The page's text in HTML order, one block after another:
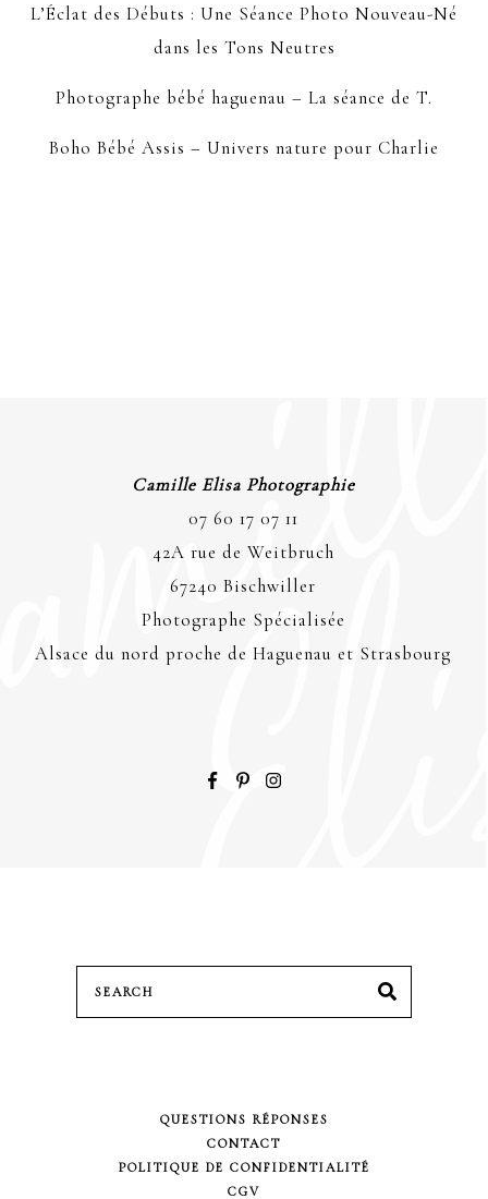
L’Éclat des Débuts : Une Séance Photo Nouveau-Né
dans les Tons Neutres
Photographe bébé haguenau – La séance de T.
Boho Bébé Assis – Univers nature pour Charlie
Camille Elisa Photographie
07 60 17 07 11
42A rue de Weitbruch
67240 Bischwiller
Photographe Spécialisée
Alsace du nord proche de Haguenau et Strasbourg
Search
for:
SEARCH
QUESTIONS RÉPONSES
CONTACT
POLITIQUE DE CONFIDENTIALITÉ
CGV